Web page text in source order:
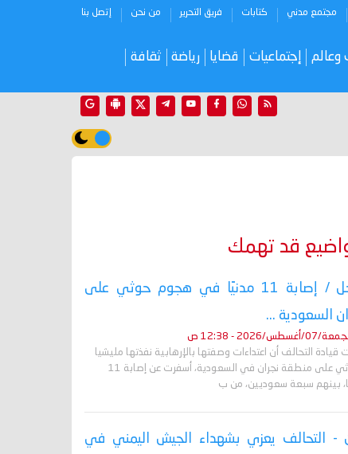
مجتمع مدني كتابات فريق التحرير من نحن إتصل بنا
وعالم إجتماعيات قضايا رياضة ثقافة
قد تهمك
عاجل / إصابة 11 مدنيًا في هجوم حوثي على
السعودية ...
07/أغسطس/2026 - 12:38 ص
قيادة التحالف أن اعتداءات وصفتها بالإرهابية نفذتها مليشيا
الحوثي على منطقة نجران في السعودية، أسفرت عن إصابة 11
بينهم سبعة سعوديين، من ب
- التحالف يعزي بشهداء الجيش اليمني في